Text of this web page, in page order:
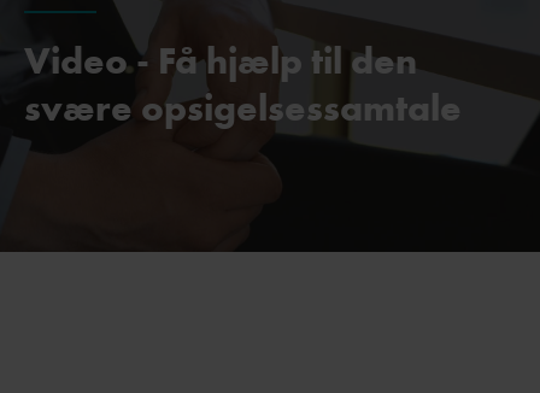
Video - Få hjælp til den
svære opsigelsessamtale